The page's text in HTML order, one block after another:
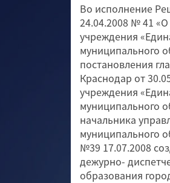
Во исполнение
24.04.2008 № 41
учреждения
муниципального
постановления
Краснодар от
учреждения
муниципального
начальника
муниципального
№39 17.07.2008
дежурно-
образования